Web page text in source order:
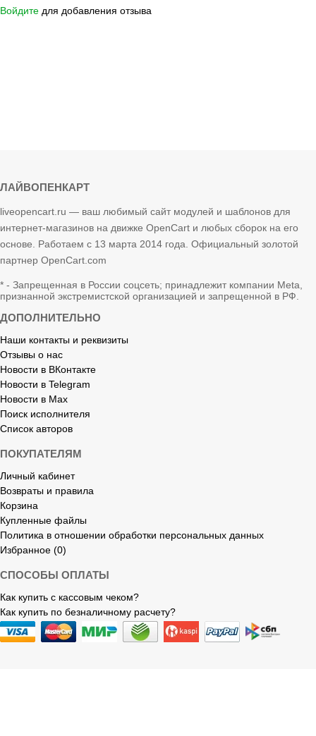
Войдите для добавления отзыва
ЛАЙВОПЕНКАРТ
liveopencart.ru — ваш любимый сайт модулей и шаблонов для
интернет-магазинов на движке OpenCart и любых сборок на его
основе. Работаем с 13 марта 2014 года. Официальный золотой
партнер OpenCart.com
* - Запрещенная в России соцсеть; принадлежит компании Meta,
признанной экстремистской организацией и запрещенной в РФ.
ДОПОЛНИТЕЛЬНО
Наши контакты и реквизиты
Отзывы о нас
Новости в ВКонтакте
Новости в Telegram
Новости в Max
Поиск исполнителя
Список авторов
ПОКУПАТЕЛЯМ
Личный кабинет
Возвраты и правила
Корзина
Купленные файлы
Политика в отношении обработки персональных данных
Избранное (0)
СПОСОБЫ ОПЛАТЫ
Как купить с кассовым чеком?
Как купить по безналичному расчету?